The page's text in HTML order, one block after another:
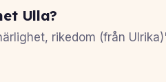
Ulla?
rikedom (från